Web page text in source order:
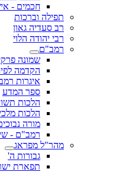
חכמים -
תפילה וברכות
רב סעדיה גאון
רבי יהודה הלוי
רמב"ם
שמונה
הקדמה
איגרות
ספר המדע
הלכות
הלכות
מורה
רמב"ם -
מהר"ל מפראג
גבורות ה'
תפארת